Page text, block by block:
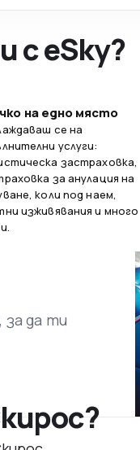
с eSky?
на едно място
се на
услуги:
застраховка,
за анулация на
коли под наем,
изживявания и много
да ти